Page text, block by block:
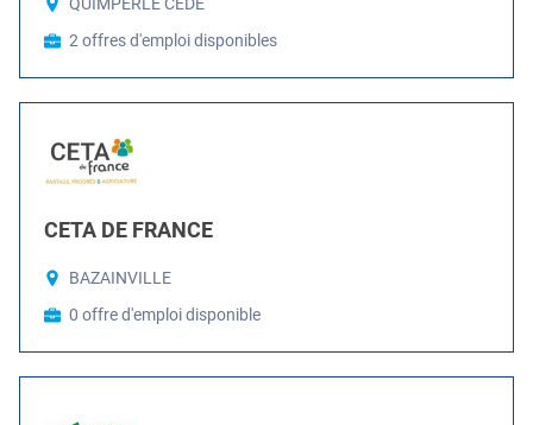
2 offres d'emploi disponibles
CETA DE FRANCE
BAZAINVILLE
0 offre d'emploi disponible